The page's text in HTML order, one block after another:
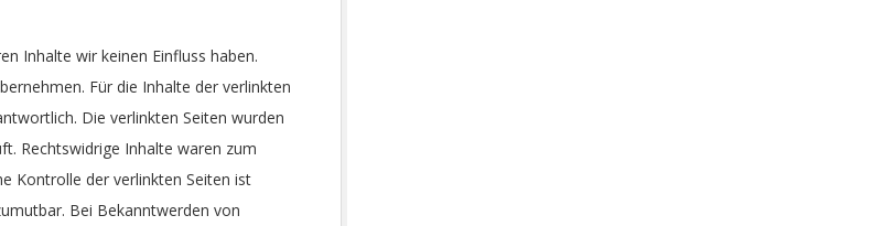
Inhalte wir keinen Einfluss haben.
Für die Inhalte der verlinkten
Die verlinkten Seiten wurden
Rechtswidrige Inhalte waren zum
Kontrolle der verlinkten Seiten ist
Bei Bekanntwerden von